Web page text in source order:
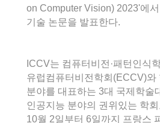
on Computer Vision) 2023'에
기술 논문을 발표한다.
ICCV는 컴퓨터비전·패턴인식
유럽컴퓨터비전학회(ECCV)와
분야를 대표하는 3대 국제학술
인공지능 분야의 권위있는 학
10월 2일부터 6일까지 프랑스